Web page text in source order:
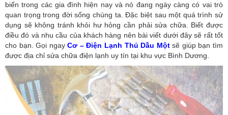
biến trong các gia đình hiện nay và nó đang ngày càng có vai trò
quan trọng trong đời sống chúng ta. Đặc biệt sau một quá trình sử
dụng sẽ không tránh khỏi hư hỏng cần phải sửa chữa. Biết được
điều đó và nhu cầu của khách hàng nên bài viết dưới đây sẽ rất tốt
cho bạn. Gọi ngayCơ – Điện Lạnh Thủ Dầu Một sẽ giúp bạn tìm
được địa chỉ sửa chữa điện lạnh uy tín tại khu vực Bình Dương.